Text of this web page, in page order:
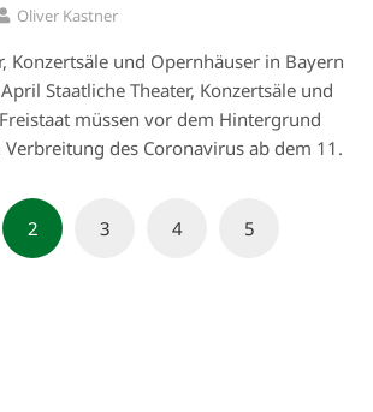
Oliver Kastner
Konzertsäle und Opernhäuser in Bayern
Staatliche Theater, Konzertsäle und
müssen vor dem Hintergrund
des Coronavirus ab dem 11.
2 3 4 5